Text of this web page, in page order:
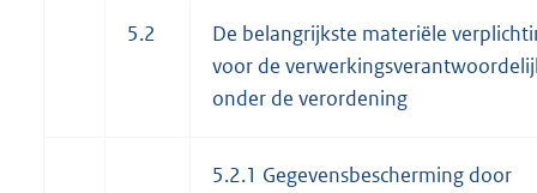
5.2
De belangrijkste materiële
voor de
onder de verordening
5.2.1 Gegevensbescherming door